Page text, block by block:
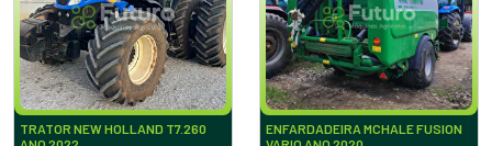
TRATOR NEW HOLLAND T7.260
ENFARDADEIRA MCHALE FUSION